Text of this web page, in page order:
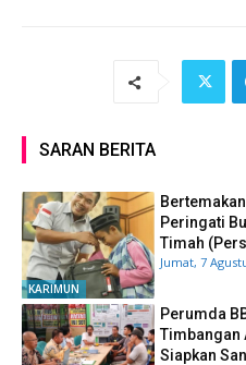
SARAN BERITA
KARIMUN
Peringati
Timah
Jumat, 7
Perumda
Timbangan
Siapkan